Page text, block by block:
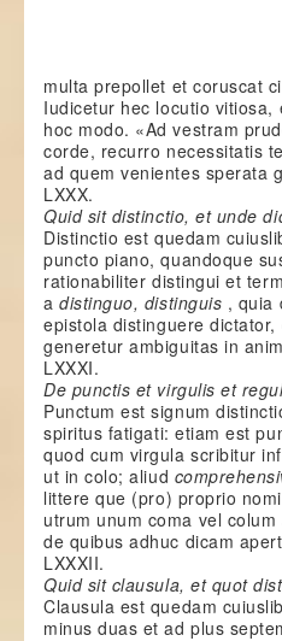
multa prepollet et coruscat
Iudicetur hec locutio
hoc modo. «Ad vestram
corde, recurro necessitatis
ad quem venientes sperata
LXXX.
Quid sit distinctio, et unde
Distinctio est quedam
puncto piano, quandoque
rationabiliter distingui et
adistinguo, distinguis , quia
epistola distinguere
generetur ambiguitas in
LXXXI.
De punctis et virgulis et
Punctum est signum
spiritus fatigati: etiam est
quod cum virgula scribitur
ut in colo; aliud
littere que (pro) proprio
utrum unum coma vel
de quibus adhuc dicam
LXXXII.
Quid sit clausula, et quot
Clausula est quedam
minus duas et ad plus